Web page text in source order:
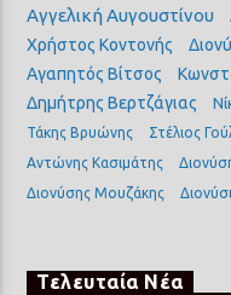
Αγγελική Αυγουστίνου
Χρήστος Κοντονής
Αγαπητός Βίτσος
Δημήτρης Βερτζάγιας
Τάκης Βρυώνης Στέλιος
Αντώνης Κασιμάτης
Διονύσης Μουζάκης
Τελευταία Νέα